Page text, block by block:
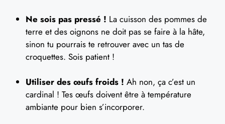
Ne sois pas pressé ! La cuisson des pommes de
terre et des oignons ne doit pas se faire à la hâte,
sinon tu pourrais te retrouver avec un tas de
croquettes. Sois patient !
Utiliser des œufs froids ! Ah non, ça c’est un
cardinal ! Tes œufs doivent être à température
ambiante pour bien s’incorporer.